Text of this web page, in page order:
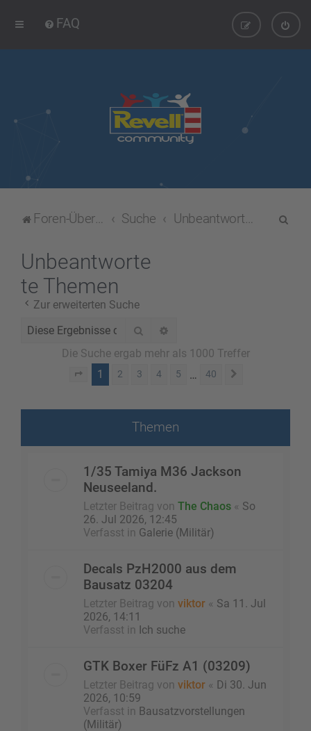
FAQ
Foren-Übersicht Suche Unbeantwortete Themen
Unbeantworte
te Themen
Zur erweiterten Suche
Suche
Die Suche ergab mehr als 1000 Treffer
Seite von 40
1 2 3 4 5 … 40
Themen
1/35 Tamiya M36 Jackson
Neuseeland.
Letzter Beitrag von The Chaos « So
26. Jul 2026, 12:45
Verfasst in Galerie (Militär)
Decals PzH2000 aus dem
Bausatz 03204
Letzter Beitrag von viktor « Sa 11. Jul
2026, 14:11
Verfasst in Ich suche
GTK Boxer FüFz A1 (03209)
Letzter Beitrag von viktor « Di 30. Jun
2026, 10:59
Verfasst in Bausatzvorstellungen
(Militär)